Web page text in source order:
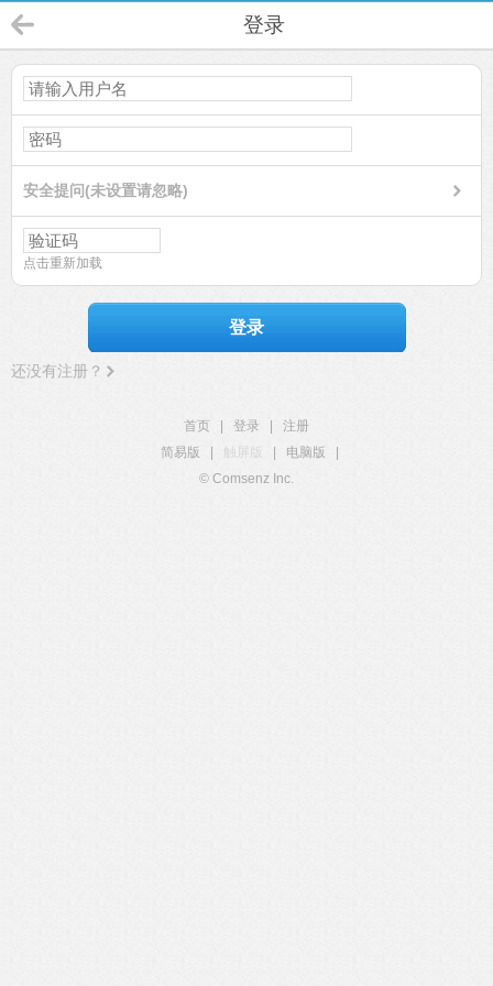
登录
安全提问(未设置请忽略)
点击重新加载
登录
还没有注册？
首页 登录
注册
简易版
触屏版 电脑版
© Comsenz Inc.